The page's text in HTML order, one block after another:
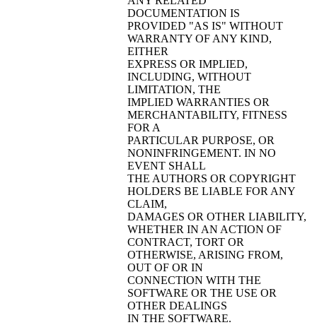
DOCUMENTATION IS
PROVIDED "AS IS" WITHOUT
WARRANTY OF ANY KIND,
EITHER
EXPRESS OR IMPLIED,
INCLUDING, WITHOUT
LIMITATION, THE
IMPLIED WARRANTIES OR
MERCHANTABILITY, FITNESS
FOR A
PARTICULAR PURPOSE, OR
NONINFRINGEMENT. IN NO
EVENT SHALL
THE AUTHORS OR COPYRIGHT
HOLDERS BE LIABLE FOR ANY
CLAIM,
DAMAGES OR OTHER LIABILITY,
WHETHER IN AN ACTION OF
CONTRACT, TORT OR
OTHERWISE, ARISING FROM,
OUT OF OR IN
CONNECTION WITH THE
SOFTWARE OR THE USE OR
OTHER DEALINGS
IN THE SOFTWARE.